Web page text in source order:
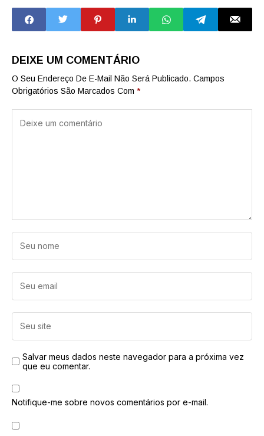
DEIXE UM COMENTÁRIO
O Seu Endereço De E-Mail Não Será Publicado. Campos
Obrigatórios São Marcados Com *
Salvar meus dados neste navegador para a próxima vez
que eu comentar.
Notifique-me sobre novos comentários por e-mail.